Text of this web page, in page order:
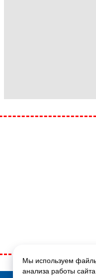
Мы используем
анализа работы